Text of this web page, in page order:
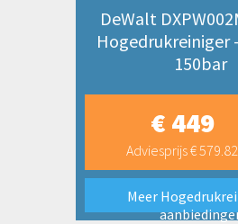
DeWalt
Hogedrukreiniger
150bar
€ 449
Adviesprijs € 579.82
Meer